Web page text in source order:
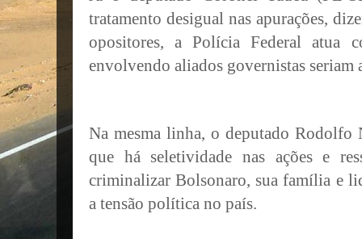
tratamento desigual nas apurações,
opositores, a Polícia Federal atua
envolvendo aliados governistas seriam
Na mesma linha, o deputado
que há seletividade nas ações e
criminalizar Bolsonaro, sua família e
a tensão política no país.